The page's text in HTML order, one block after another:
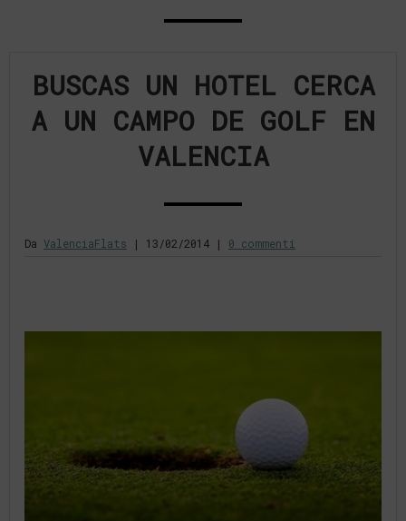
BUSCAS UN HOTEL CERCA
A UN CAMPO DE GOLF EN
VALENCIA
Da ValenciaFlats | 13/02/2014 | 0 commenti